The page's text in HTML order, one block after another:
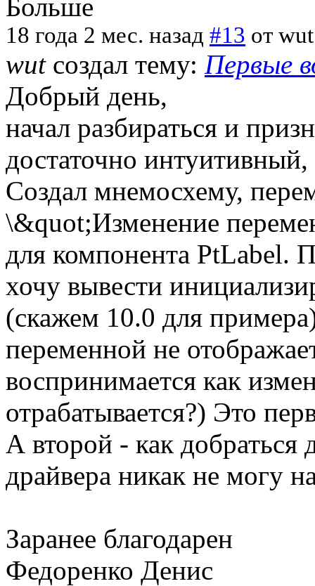
Больше
18 года 2 мес. назад #13 от wut
wutсоздал тему: Первые
Добрый день,
начал разбираться и
достаточно
Создал мнемосхему,
\&quot;Изменение
для компонента PtLabel.
хочу вывести
(скажем 10.0 для
переменной не
воспринимается как
отрабатывается?) Это
А второй - как
драйвера никак не могу
Заранее благодарен
Федоренко Денис